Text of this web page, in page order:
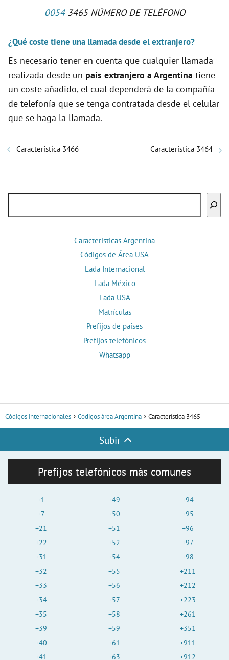
00543465 NÚMERO DE TELÉFONO
¿Qué coste tiene una llamada desde el extranjero?
Es necesario tener en cuenta que cualquier llamada
realizada desde un país extranjero a Argentina tiene
un coste añadido, el cual dependerá de la compañía
de telefonía que se tenga contratada desde el celular
que se haga la llamada.
Característica 3466 Característica 3464
Características Argentina
Códigos de Área USA
Lada Internacional
Lada México
Lada USA
Matrículas
Prefijos de países
Prefijos telefónicos
Whatsapp
Códigos internacionales Códigos área Argentina Característica 3465
Subir
Prefijos telefónicos más comunes
+1
+7
+21
+22
+31
+32
+33
+34
+35
+39
+40
+41
+49
+50
+51
+52
+54
+55
+56
+57
+58
+59
+61
+63
+94
+95
+96
+97
+98
+211
+212
+223
+261
+351
+911
+912